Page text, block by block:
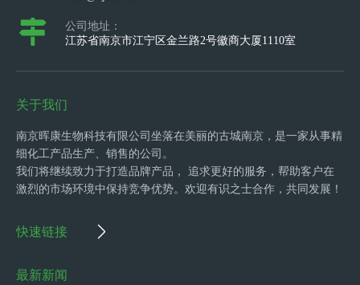
公司地址：
江苏省南京市江宁区金兰路2号徽商大厦1110室
关于我们
南京晖康生物科技有限公司坐落在美丽的古城南京，是一家从事精
细化工产品生产、销售的公司。
我们将继续致力于打造品牌产品， 追求更好的服务，帮助客户在
激烈的市场环境中保持竞争优势。欢迎有识之士合作，共同发展！
快速链接
最新新闻